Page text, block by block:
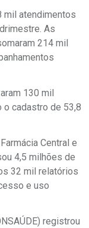
mil atendimentos
As
214 mil
130 mil
cadastro de 53,8
Central e
4,5 milhões de
32 mil relatórios
e uso
registrou